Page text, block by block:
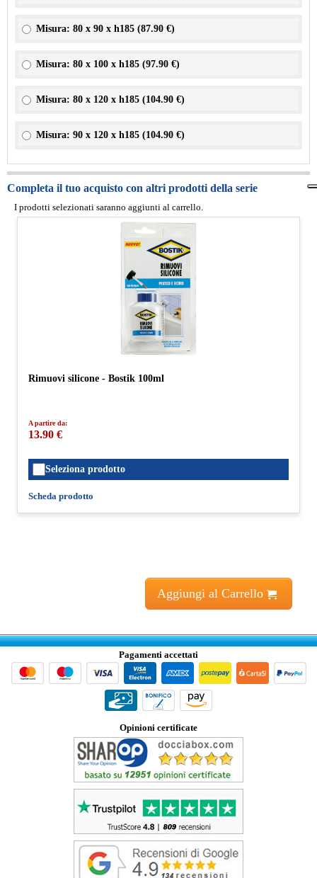
Misura: 80 x 90 x h185 (87.90 €)
Misura: 80 x 100 x h185 (97.90 €)
Misura: 80 x 120 x h185 (104.90 €)
Misura: 90 x 120 x h185 (104.90 €)
Completa il tuo acquisto con altri prodotti della serie
I prodotti selezionati saranno aggiunti al carrello.
Rimuovi silicone - Bostik 100ml
A partire da:
13.90 €
Seleziona prodotto
Scheda prodotto
Aggiungi al Carrello
Pagamenti accettati
Opinioni certificate